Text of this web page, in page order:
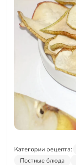
Категории рецепта:
Постные блюда